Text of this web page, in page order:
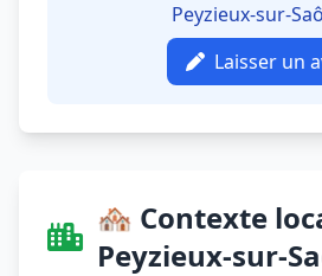
Peyzieux-sur-
Laisser un
🏘️ Contexte
Peyzieux-sur-